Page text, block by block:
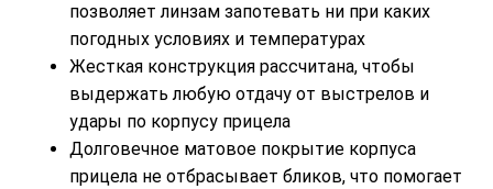
позволяет линзам запотевать ни при каких
погодных условиях и температурах
Жесткая конструкция рассчитана, чтобы
выдержать любую отдачу от выстрелов и
удары по корпусу прицела
Долговечное матовое покрытие корпуса
прицела не отбрасывает бликов, что помогает